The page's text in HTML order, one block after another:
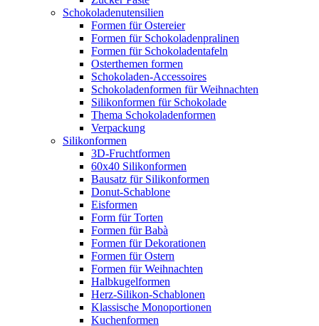
Schokoladenutensilien
Formen für Ostereier
Formen für Schokoladenpralinen
Formen für Schokoladentafeln
Osterthemen formen
Schokoladen-Accessoires
Schokoladenformen für Weihnachten
Silikonformen für Schokolade
Thema Schokoladenformen
Verpackung
Silikonformen
3D-Fruchtformen
60x40 Silikonformen
Bausatz für Silikonformen
Donut-Schablone
Eisformen
Form für Torten
Formen für Babà
Formen für Dekorationen
Formen für Ostern
Formen für Weihnachten
Halbkugelformen
Herz-Silikon-Schablonen
Klassische Monoportionen
Kuchenformen